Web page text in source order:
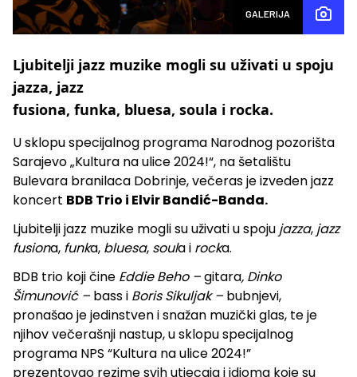
GALERIJA
Ljubitelji jazz muzike mogli su uživati u spoju
jazza, jazz
fusiona, funka, bluesa, soula i rocka.
U sklopu specijalnog programa Narodnog pozorišta
Sarajevo „Kultura na ulice 2024!“, na šetalištu
Bulevara branilaca Dobrinje, večeras je izveden jazz
koncert BDB Trio i Elvir Bandić-Banda.
Ljubitelji jazz muzike mogli su uživati u spoju jazza, jazz
fusiona, funka, bluesa, soula i rocka.
BDB trio koji čine Eddie Beho –gitara, Dinko
Šimunović – bass i Boris Sikuljak – bubnjevi,
pronašao je jedinstven i snažan muzički glas, te je
njihov večerašnji nastup, u sklopu specijalnog
programa NPS “Kultura na ulice 2024!”
prezentovao rezime svih utjecaja i idioma koje su